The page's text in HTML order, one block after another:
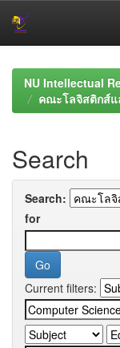
navigationNU Intellectual
คณะโลจิสติกส์
Search
Search:
for
Current filters: